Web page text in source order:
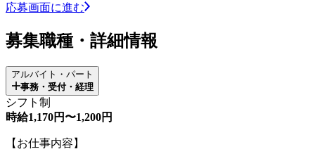
応募画面に進む
募集職種・詳細情報
アルバイト・パート
事務・受付・経理
シフト制
時給1,170円〜1,200円
【お仕事内容】